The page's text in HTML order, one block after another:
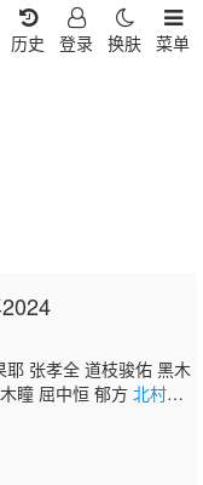
菜单
换肤
登录
历史
耶 张孝全 道枝骏佑 黑木
瞳 屈中恒 郁方 北村丰
霏 李冠毅 洪群钧 刘主